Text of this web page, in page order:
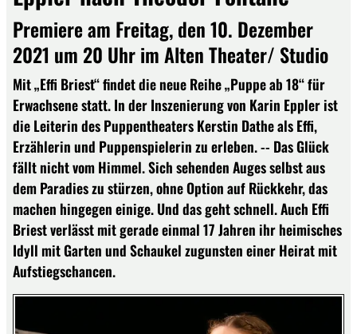
Premiere am Freitag, den 10. Dezember
2021 um 20 Uhr im Alten Theater/ Studio
Mit „Effi Briest“ findet die neue Reihe „Puppe ab 18“ für
Erwachsene statt. In der Inszenierung von Karin Eppler ist
die Leiterin des Puppentheaters Kerstin Dathe als Effi,
Erzählerin und Puppenspielerin zu erleben. -- Das Glück
fällt nicht vom Himmel. Sich sehenden Auges selbst aus
dem Paradies zu stürzen, ohne Option auf Rückkehr, das
machen hingegen einige. Und das geht schnell. Auch Effi
Briest verlässt mit gerade einmal 17 Jahren ihr heimisches
Idyll mit Garten und Schaukel zugunsten einer Heirat mit
Aufstiegschancen.